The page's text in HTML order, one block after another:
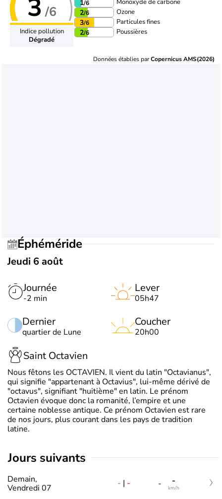
3 /6
Indice pollution
Dégradé
1/6 Monoxyde de carbone
2/6 Ozone
3/6 Particules fines
2/6 Poussières
Données établies parCopernicus AMS(2026)
Éphéméride
Jeudi 6 août
Journée
-2 min
Dernier
quartier de Lune
Lever
05h47
Coucher
20h00
Saint Octavien
Nous fêtons les OCTAVIEN. Il vient du latin "Octavianus",
qui signifie "appartenant à Octavius", lui-même dérivé de
"octavus", signifiant "huitième" en latin. Le prénom
Octavien évoque donc la romanité, l’empire et une
certaine noblesse antique. Ce prénom Octavien est rare
de nos jours, plus courant dans les pays de tradition
latine.
jours suivants
Demain,
Vendredi 07
- | - - -
km/h